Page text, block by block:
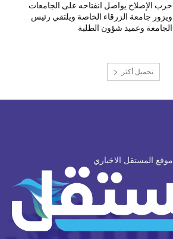
حزب الإصلاح يواصل انفتاحه على الجامعات
ويزور جامعة الزرقاء الخاصة ويلتقي رئيس
الجامعة وعميد شؤون الطلبة
تحميل أكثر
موقع المستقل الاخباري